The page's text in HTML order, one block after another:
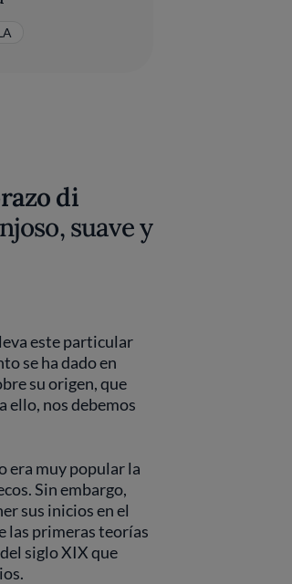
di
suave y
este particular
se ha dado en
su origen, que
ello, nos debemos
era muy popular la
Sin embargo,
sus inicios en el
las primeras teorías
siglo XIX que